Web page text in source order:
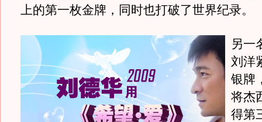
上的第一枚金牌，同时也打破了世界纪录。
另一
刘洋
银牌
将杰
得第